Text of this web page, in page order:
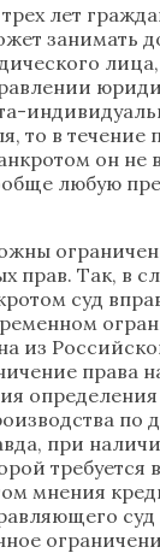
лет
занимать
то в течение
он не
любую
прав. Так, в
суд
из
права
по
при
требуется
мнения
суд